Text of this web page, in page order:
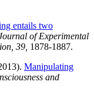
entails two
of Experimental
39, 1878-1887.
Manipulating
and